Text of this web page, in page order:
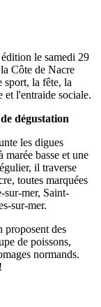
le samedi 29
Côte de Nacre
sport, la fête, la
et l'entraide sociale.
dégustation
les digues
marée basse et une
il traverse
toutes marquées
sur-mer, Saint-
sur-mer.
proposent des
de poissons,
normands.